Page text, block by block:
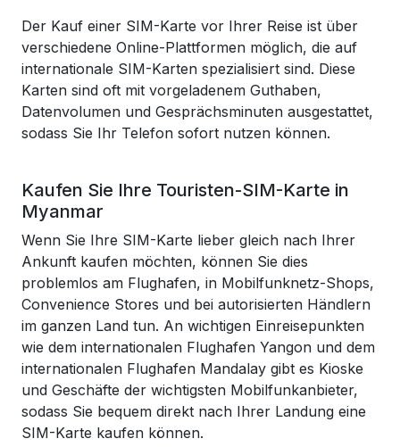
Der Kauf einer SIM-Karte vor Ihrer Reise ist über
verschiedene Online-Plattformen möglich, die auf
internationale SIM-Karten spezialisiert sind. Diese
Karten sind oft mit vorgeladenem Guthaben,
Datenvolumen und Gesprächsminuten ausgestattet,
sodass Sie Ihr Telefon sofort nutzen können.
Kaufen Sie Ihre Touristen-SIM-Karte in
Myanmar
Wenn Sie Ihre SIM-Karte lieber gleich nach Ihrer
Ankunft kaufen möchten, können Sie dies
problemlos am Flughafen, in Mobilfunknetz-Shops,
Convenience Stores und bei autorisierten Händlern
im ganzen Land tun. An wichtigen Einreisepunkten
wie dem internationalen Flughafen Yangon und dem
internationalen Flughafen Mandalay gibt es Kioske
und Geschäfte der wichtigsten Mobilfunkanbieter,
sodass Sie bequem direkt nach Ihrer Landung eine
SIM-Karte kaufen können.